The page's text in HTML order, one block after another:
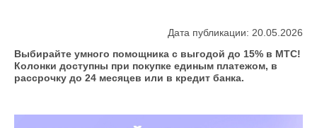
Дата публикации: 20.05.2026
Выбирайте умного помощника с выгодой до 15% в МТС!
Колонки доступны при покупке единым платежом, в
рассрочку до 24 месяцев или в кредит банка.